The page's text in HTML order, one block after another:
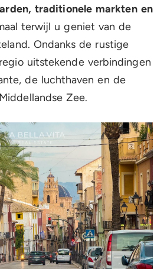
traditionele markten en
terwijl u geniet van de
Ondanks de rustige
uitstekende verbindingen
de luchthaven en de
Zee.